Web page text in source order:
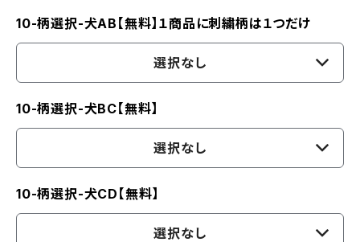
10-柄選択-犬AB【無料】１商品に刺繍柄は１つだけ
選択なし
10-柄選択-犬BC【無料】
選択なし
10-柄選択-犬CD【無料】
選択なし